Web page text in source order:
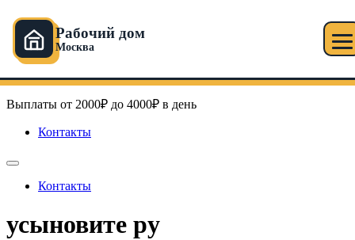
Рабочий дом
Москва
к
содержимому
Рабочий дом в Москве
Выплаты от 2000₽ до 4000₽ в день
Контакты
Контакты
усыновите ру